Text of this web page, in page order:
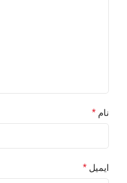
نام *
ایمیل *